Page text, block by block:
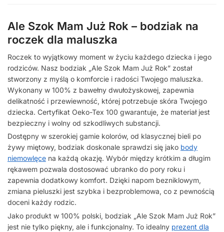
Ale Szok Mam Już Rok – bodziak na
roczek dla maluszka
Roczek to wyjątkowy moment w życiu każdego dziecka i jego
rodziców. Nasz bodziak „Ale Szok Mam Już Rok” został
stworzony z myślą o komforcie i radości Twojego maluszka.
Wykonany w 100% z bawełny dwułożyskowej, zapewnia
delikatność i przewiewność, której potrzebuje skóra Twojego
dziecka. Certyfikat Oeko-Tex 100 gwarantuje, że materiał jest
bezpieczny i wolny od szkodliwych substancji.
Dostępny w szerokiej gamie kolorów, od klasycznej bieli po
żywy miętowy, bodziak doskonale sprawdzi się jako body
niemowlęce na każdą okazję. Wybór między krótkim a długim
rękawem pozwala dostosować ubranko do pory roku i
zapewnia dodatkowy komfort. Dzięki napom bezniklowym,
zmiana pieluszki jest szybka i bezproblemowa, co z pewnością
doceni każdy rodzic.
Jako produkt w 100% polski, bodziak „Ale Szok Mam Już Rok”
jest nie tylko piękny, ale i funkcjonalny. To idealny prezent dla